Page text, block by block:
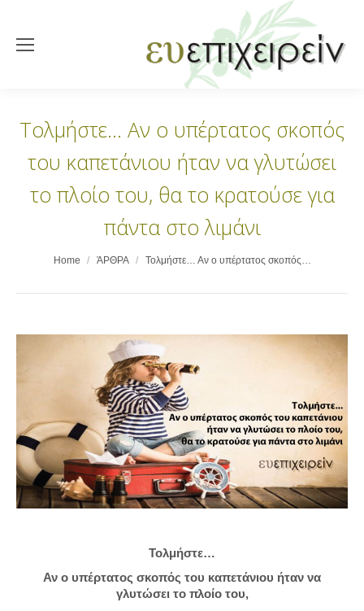
Τολμήστε… Αν ο υπέρτατος σκοπός
του καπετάνιου ήταν να γλυτώσει
το πλοίο του, θα το κρατούσε για
πάντα στο λιμάνι
You are here:
Home ΆΡΘΡΑ Τολμήστε… Αν ο υπέρτατος σκοπός…
Τολμήστε…
Αν ο υπέρτατος σκοπός του καπετάνιου ήταν να
γλυτώσει το πλοίο του,